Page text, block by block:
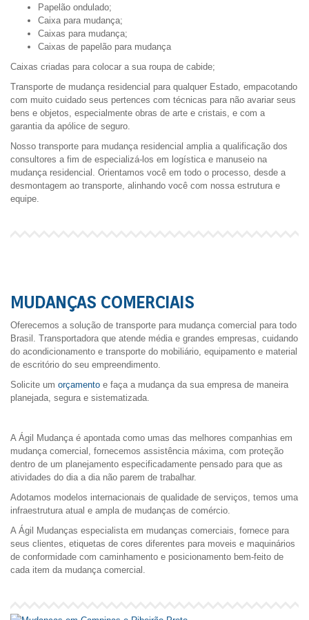
Papelão ondulado;
Caixa para mudança;
Caixas para mudança;
Caixas de papelão para mudança
Caixas criadas para colocar a sua roupa de cabide;
Transporte de mudança residencial para qualquer Estado, empacotando
com muito cuidado seus pertences com técnicas para não avariar seus
bens e objetos, especialmente obras de arte e cristais, e com a
garantia da apólice de seguro.
Nosso transporte para mudança residencial amplia a qualificação dos
consultores a fim de especializá-los em logística e manuseio na
mudança residencial. Orientamos você em todo o processo, desde a
desmontagem ao transporte, alinhando você com nossa estrutura e
equipe.
MUDANÇAS COMERCIAIS
Oferecemos a solução de transporte para mudança comercial para todo
Brasil. Transportadora que atende média e grandes empresas, cuidando
do acondicionamento e transporte do mobiliário, equipamento e material
de escritório do seu empreendimento.
Solicite um orçamento e faça a mudança da sua empresa de maneira
planejada, segura e sistematizada.
A Ágil Mudança é apontada como umas das melhores companhias em
mudança comercial, fornecemos assistência máxima, com proteção
dentro de um planejamento especificadamente pensado para que as
atividades do dia a dia não parem de trabalhar.
Adotamos modelos internacionais de qualidade de serviços, temos uma
infraestrutura atual e ampla de mudanças de comércio.
A Ágil Mudanças especialista em mudanças comerciais, fornece para
seus clientes, etiquetas de cores diferentes para moveis e maquinários
de conformidade com caminhamento e posicionamento bem-feito de
cada item da mudança comercial.